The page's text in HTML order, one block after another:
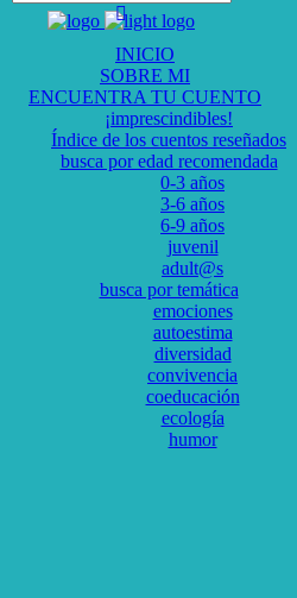
INICIO
SOBRE MI
ENCUENTRA TU CUENTO
¡imprescindibles!
Índice de los cuentos reseñados
busca por edad recomendada
0-3 años
3-6 años
6-9 años
juvenil
adult@s
busca por temática
emociones
autoestima
diversidad
convivencia
coeducación
ecología
humor